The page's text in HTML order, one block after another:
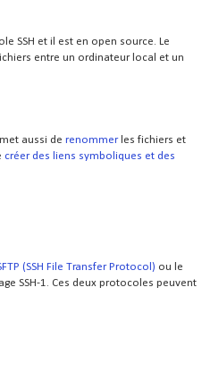
SSH et il est en open source. Le
entre un ordinateur local et un
aussi de renommer les fichiers et
créer des liens symboliques et des
(SSH File Transfer Protocol) ou le
SSH-1
. Ces deux protocoles peuvent